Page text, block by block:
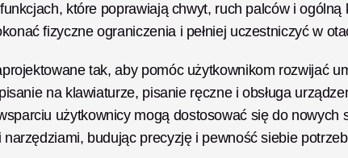
które poprawiają chwyt, ruch palców i
fizyczne ograniczenia i pełniej uczestniczyć w
tak, aby pomóc użytkownikom rozwijać
na klawiaturze, pisanie ręczne i obsługa
użytkownicy mogą dostosować się do nowych
narzędziami, budując precyzję i pewność siebie